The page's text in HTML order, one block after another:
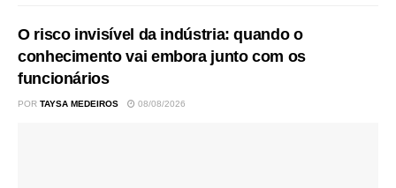
O risco invisível da indústria: quando o
conhecimento vai embora junto com os
funcionários
POR TAYSA MEDEIROS 08/08/2026